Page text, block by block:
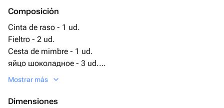
Composición
Cinta de raso - 1 ud.
Fieltro - 2 ud.
Cesta de mimbre - 1 ud.
яйцо шоколадное - 3 ud.
милка печенье - 1 ud.
милка паста шоколадная - 1 ud.
Mostrar más
Dimensiones